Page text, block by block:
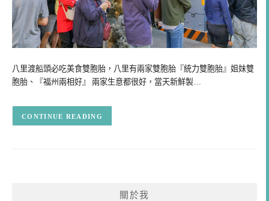
八里渡船頭必吃美食雙胞胎，八里有兩家雙胞胎『統力雙胞胎』姐妹雙
胞胎、『福州兩相好』 兩家生意都很好，當天新鮮製…
CONTINUE READING
關於我